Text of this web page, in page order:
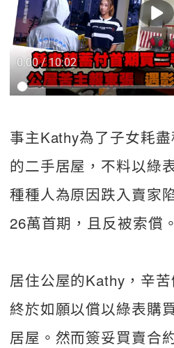
0:00 / 10:02
事主Kathy為了子女耗
的二手居屋，不料以綠
種種人為原因跌入賣家
26萬首期，且反被索償。
居住公屋的Kathy，辛
終於如願以償以綠表購
居屋。然而簽妥買賣合